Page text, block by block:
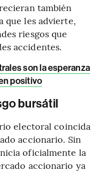
también
que les advierte,
riesgos que
accidentes.
son la esperanza
positivo
bursátil
electoral coincida
accionario. Sin
oficialmente la
accionario ya